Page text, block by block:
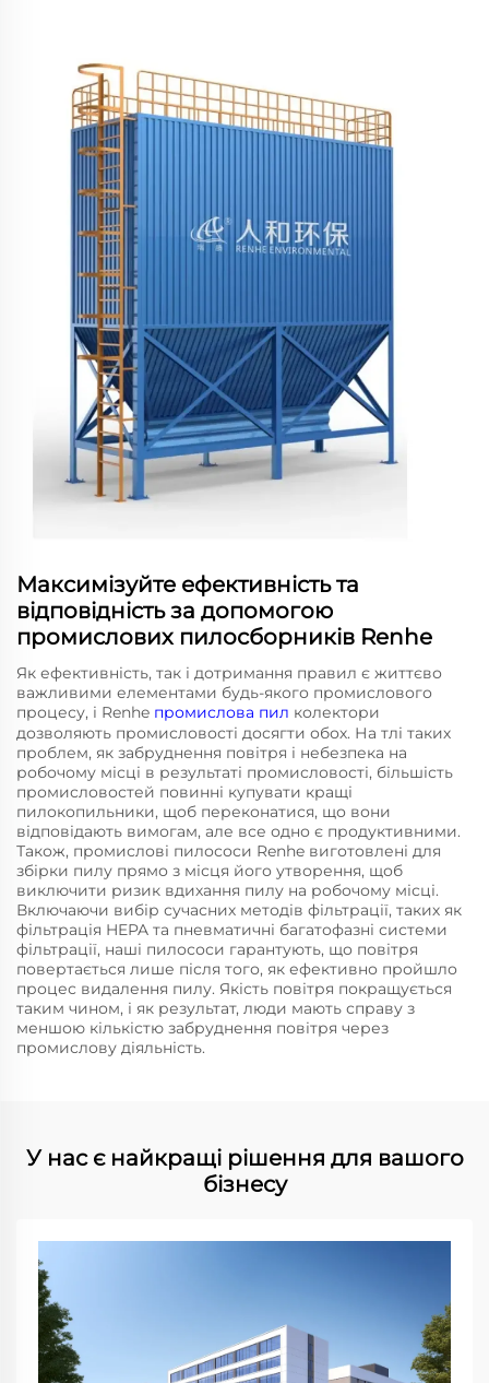
Максимізуйте ефективність та
відповідність за допомогою
промислових пилосборників Renhe
Як ефективність, так і дотримання правил є життєво
важливими елементами будь-якого промислового
процесу, і Renhe промислова пил колектори
дозволяють промисловості досягти обох. На тлі таких
проблем, як забруднення повітря і небезпека на
робочому місці в результаті промисловості, більшість
промисловостей повинні купувати кращі
пилокопильники, щоб переконатися, що вони
відповідають вимогам, але все одно є продуктивними.
Також, промислові пилососи Renhe виготовлені для
збірки пилу прямо з місця його утворення, щоб
виключити ризик вдихання пилу на робочому місці.
Включаючи вибір сучасних методів фільтрації, таких як
фільтрація HEPA та пневматичні багатофазні системи
фільтрації, наші пилососи гарантують, що повітря
повертається лише після того, як ефективно пройшло
процес видалення пилу. Якість повітря покращується
таким чином, і як результат, люди мають справу з
меншою кількістю забруднення повітря через
промислову діяльність.
У нас є найкращі рішення для вашого
бізнесу